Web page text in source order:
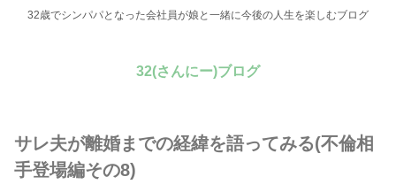
32歳でシンパパとなった会社員が娘と一緒に今後の人生を楽しむブログ
32(さんにー)ブログ
サレ夫が離婚までの経緯を語ってみる(不倫相
手登場編その8)